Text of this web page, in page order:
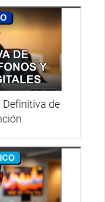
Definitiva de